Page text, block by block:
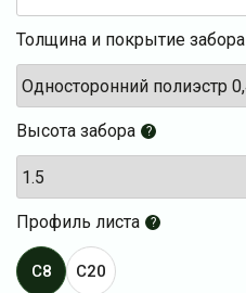
Толщина и покрытие забора
Высота забора ?
Профиль листа ?
C8 C20